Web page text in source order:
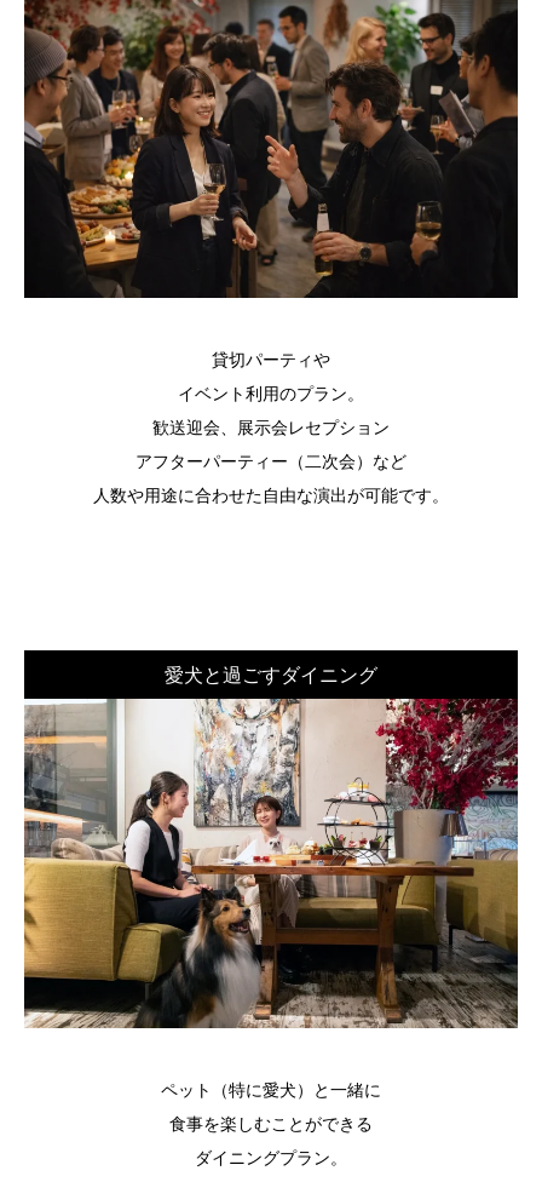
貸切パーティや
イベント利用のプラン。
歓送迎会、展示会レセプション
アフターパーティー（二次会）など
人数や用途に合わせた自由な演出が可能です。
愛犬と過ごすダイニング
ペット（特に愛犬）と一緒に
食事を楽しむことができる
ダイニングプラン。